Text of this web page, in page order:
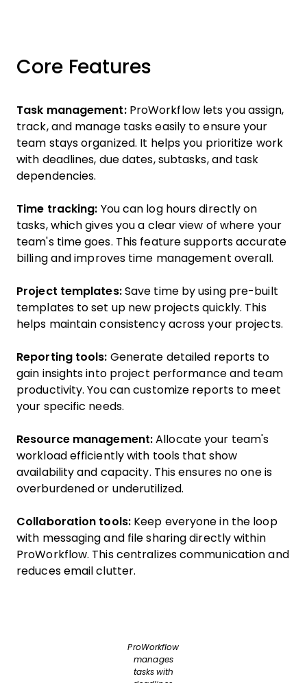
Core Features
Task management:ProWorkflow lets you assign,
track, and manage tasks easily to ensure your
team stays organized. It helps you prioritize work
with deadlines, due dates, subtasks, and task
dependencies.
Time tracking: You can log hours directly on
tasks, which gives you a clear view of where your
team's time goes. This feature supports accurate
billing and improves time management overall.
Project templates:Save time by using pre-built
templates to set up new projects quickly. This
helps maintain consistency across your projects.
Reporting tools: Generate detailed reports to
gain insights into project performance and team
productivity. You can customize reports to meet
your specific needs.
Resource management: Allocate your team's
workload efficiently with tools that show
availability and capacity. This ensures no one is
overburdened or underutilized.
Collaboration tools: Keep everyone in the loop
with messaging and file sharing directly within
ProWorkflow. This centralizes communication and
reduces email clutter.
ProWorkflow
manages
tasks with